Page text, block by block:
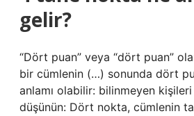
gelir?
“Dört puan” veya “dört puan”
bir cümlenin (…) sonunda dört
anlamı olabilir: bilinmeyen
düşünün: Dört nokta, cümlenin